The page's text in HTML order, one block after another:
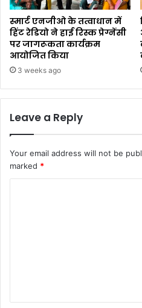
स्मार्ट एनजीओ के तत्वाधान में
हिंट रेडियो ने हाई रिस्क प्रेग्नेंसी
पर जागरूकता कार्यक्रम
आयोजित किया
3 weeks ago
Leave a Reply
Your email address will not be
marked *